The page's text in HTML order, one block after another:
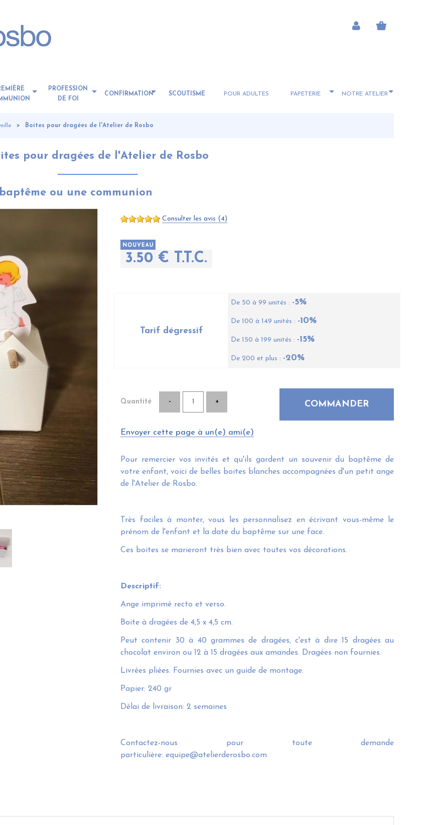
PROFESSION
DE FOI
CONFIRMATION SCOUTISME POUR ADULTES PAPETERIE NOTRE ATELIER
Boites pour dragées de l'Atelier de Rosbo
pour dragées de l'Atelier de Rosbo
ou une communion
Consulter les avis (4)
3.50 € T.T.C.
Tarif dégressif
De 50 à 99 unités : -5%
De 100 à 149 unités : -10%
De 150 à 199 unités : -15%
De 200 et plus : -20%
Quantité
Envoyer cette page à un(e) ami(e)
Pour remercier vos invités et qu'ils gardent un souvenir du baptême de
votre enfant, voici de belles boites blanches accompagnées d'un petit ange
de l'Atelier de Rosbo.
Très faciles à monter, vous les personnalisez en écrivant vous-même le
prénom de l'enfant et la date du baptême sur une face.
Ces boites se marieront très bien avec toutes vos décorations.
Descriptif:
Ange imprimé recto et verso.
Boite à dragées de 4,5 x 4,5 cm.
Peut contenir 30 à 40 grammes de dragées, c'est à dire 15 dragées au
chocolat environ ou 12 à 15 dragées aux amandes. Dragées non fournies.
Livrées pliées. Fournies avec un guide de montage.
Papier: 240 gr
Délai de livraison: 2 semaines
Contactez-nous pour toute demande
particulière: equipe@atelierderosbo.com